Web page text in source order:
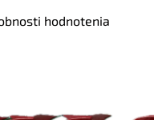
hodnotenia